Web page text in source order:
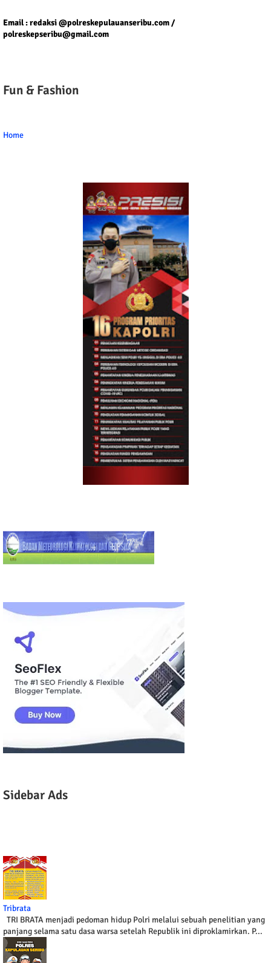
Email : redaksi @polreskepulauanseribu.com /
polreskepseribu@gmail.com
Fun & Fashion
Home
Sidebar Ads
Tribrata
TRI BRATA menjadi pedoman hidup Polri melalui sebuah penelitian yang
panjang selama satu dasa warsa setelah Republik ini diproklamirkan. P...